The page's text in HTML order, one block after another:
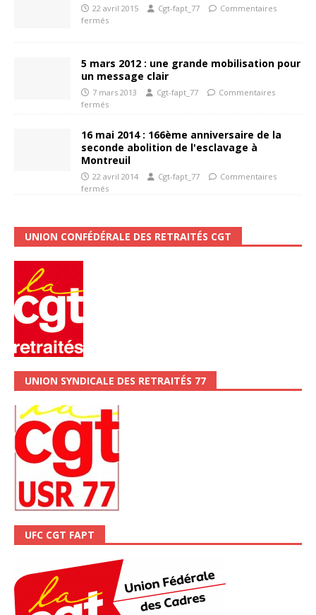
22 avril 2015 Cgt-fapt_77
Commentaires
fermés
5 mars 2012 : une grande mobilisation pour
un message clair
7 mars 2013 Cgt-fapt_77
Commentaires
fermés
16 mai 2014 : 166ème anniversaire de la
seconde abolition de l'esclavage à
Montreuil
22 avril 2014 Cgt-fapt_77
Commentaires
fermés
UNION CONFÉDÉRALE DES RETRAITÉS CGT
UNION SYNDICALE DES RETRAITÉS 77
UFC CGT FAPT